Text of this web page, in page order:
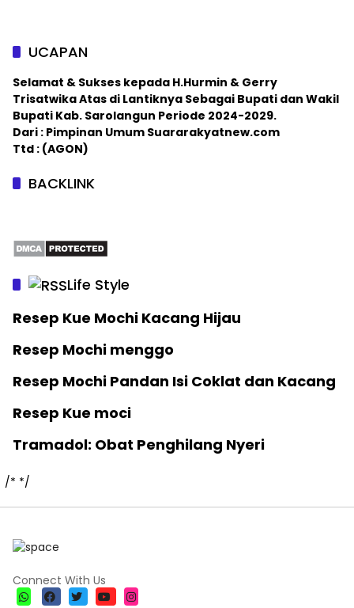
UCAPAN
Selamat & Sukses kepada H.Hurmin & Gerry
Trisatwika Atas di Lantiknya Sebagai Bupati dan Wakil
Bupati Kab. Sarolangun Periode 2024-2029.
Dari : Pimpinan Umum Suararakyatnew.com
Ttd : (AGON)
BACKLINK
Life Style
Resep Kue Mochi Kacang Hijau
Resep Mochi menggo
Resep Mochi Pandan Isi Coklat dan Kacang
Resep Kue moci
Tramadol: Obat Penghilang Nyeri
/* */
Connect With Us